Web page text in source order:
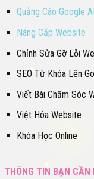
Quảng Cáo Google
Nâng Cấp Website
Chỉnh Sửa Gỡ Lỗi
SEO Từ Khóa Lên
Viết Bài Chăm Sóc
Việt Hóa Website
Khóa Học Online
THÔNG TIN BẠN CẦN